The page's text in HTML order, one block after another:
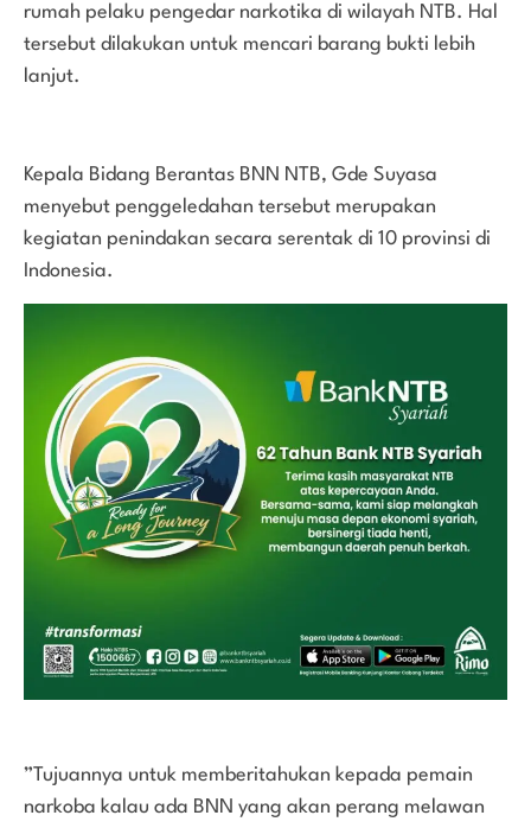
rumah pelaku pengedar narkotika di wilayah NTB. Hal
tersebut dilakukan untuk mencari barang bukti lebih
lanjut.
Kepala Bidang Berantas BNN NTB, Gde Suyasa
menyebut penggeledahan tersebut merupakan
kegiatan penindakan secara serentak di 10 provinsi di
Indonesia.
”Tujuannya untuk memberitahukan kepada pemain
narkoba kalau ada BNN yang akan perang melawan